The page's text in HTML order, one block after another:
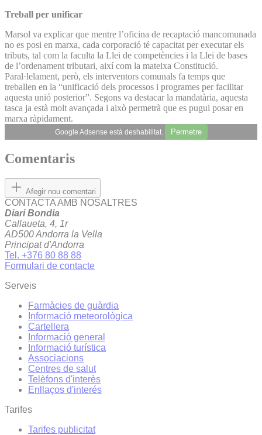
Treball per unificar
Marsol va explicar que mentre l’oficina de recaptació mancomunada
no es posi en marxa, cada corporació té capacitat per executar els
tributs, tal com la faculta la Llei de competències i la Llei de bases
de l’ordenament tributari, així com la mateixa Constitució.
Paral·lelament, però, els interventors comunals fa temps que
treballen en la “unificació dels processos i programes per facilitar
aquesta unió posterior”. Segons va destacar la mandatària, aquesta
tasca ja està molt avançada i això permetrà que es pugui posar en
marxa ràpidament.
Google Adsense està deshabilitat. Permetre
Comentaris
Afegir nou comentari
CONTACTA AMB NOSALTRES
Diari Bondia
Callaueta, 4, 1r
AD500 Andorra la Vella
Principat d'Andorra
Tel. +376 80 88 88
Formulari de contacte
Serveis
Farmàcies de guàrdia
Informació meteorològica
Cartellera
Informació general
Informació turística
Associacions
Centres de salut
Telèfons d'interès
Enllaços d'interés
Tarifes
Tarifes publicitat